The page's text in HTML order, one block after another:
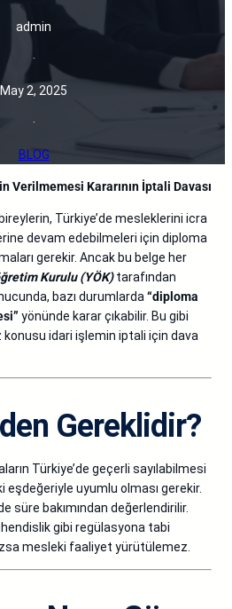
admin
·
May 2, 2025
·
BLOG
Verilmemesi Kararının İptali Davası
Türkiye’de mesleklerini icra
devam edebilmeleri için diploma
gerekir. Ancak bu belge her
Kurulu (YÖK)tarafından
bazı durumlarda “diploma
yönünde karar çıkabilir. Bu gibi
idari işlemin iptali için dava
Gereklidir?
Türkiye’de geçerli sayılabilmesi
eşdeğeriyle uyumlu olması gerekir.
süre bakımından değerlendirilir.
gibi regülasyona tabi
mesleki faaliyet yürütülemez.